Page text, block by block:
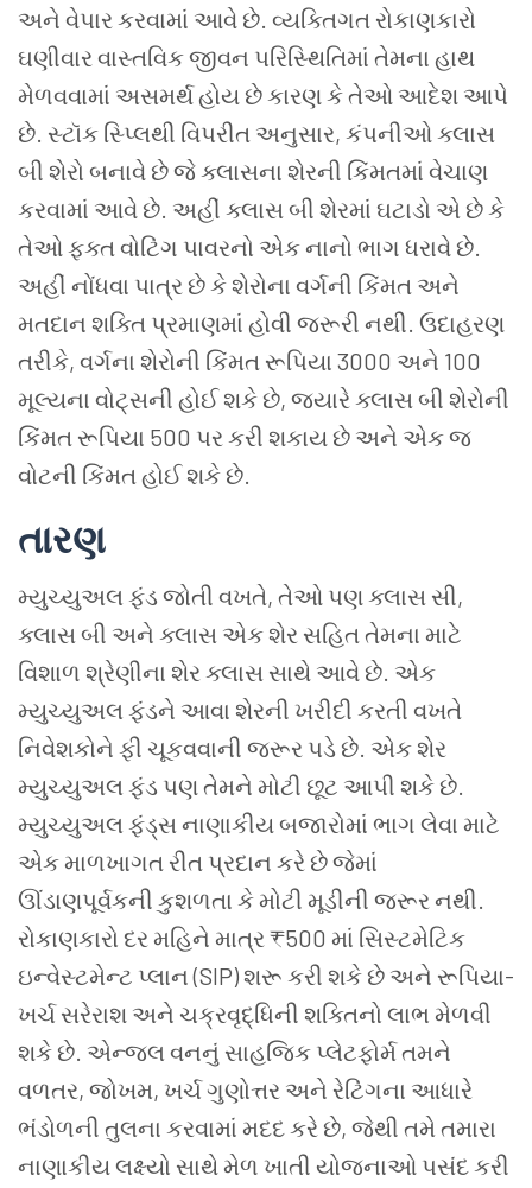
અને વેપાર કરવામાં આવે છે. વ્યક્તિગત રોકાણકારો
ઘણીવાર વાસ્તવિક જીવન પરિસ્થિતિમાં તેમના હાથ
મેળવવામાં અસમર્થ હોય છે કારણ કે તેઓ આદેશ આપે
છે. સ્ટૉક સ્પ્લિથી વિપરીત અનુસાર, કંપનીઓ ક્લાસ
બી શેરો બનાવે છે જે ક્લાસના શેરની કિંમતમાં વેચાણ
કરવામાં આવે છે. અહીં ક્લાસ બી શેરમાં ઘટાડો એ છે કે
તેઓ ફક્ત વોટિંગ પાવરનો એક નાનો ભાગ ધરાવે છે.
અહીં નોંધવા પાત્ર છે કે શેરોના વર્ગની કિંમત અને
મતદાન શક્તિ પ્રમાણમાં હોવી જરૂરી નથી. ઉદાહરણ
તરીકે, વર્ગના શેરોની કિંમત રૂપિયા 3000 અને 100
મૂલ્યના વોટ્સની હોઈ શકે છે, જ્યારે ક્લાસ બી શેરોની
કિંમત રૂપિયા 500 પર કરી શકાય છે અને એક જ
વોટની કિંમત હોઈ શકે છે.
તારણ
મ્યુચ્યુઅલફંડજોતી વખતે, તેઓ પણક્લાસ સી,
ક્લાસબી અને ક્લાસ એકશેર સહિતતેમના માટે
વિશાળ શ્રેણીના શેરક્લાસ સાથે આવે છે. એક
મ્યુચ્યુઅલફંડને આવા શેરની ખરીદી કરતી વખતે
નિવેશકોને ફી ચૂકવવાની જરૂર પડે છે. એકશેર
મ્યુચ્યુઅલફંડ પણતેમને મોટી છૂટ આપી શકે છે.
મ્યુચ્યુઅલ ફંડ્સ નાણાકીય બજારોમાં ભાગ લેવા માટે
એક માળખાગત રીત પ્રદાન કરે છે જેમાં
ઊંડાણપૂર્વકની કુશળતા કે મોટી મૂડીની જરૂર નથી.
રોકાણકારો દર મહિને માત્ર ₹500 માં સિસ્ટમેટિક
ઇન્વેસ્ટમેન્ટ પ્લાન (SIP) શરૂ કરી શકે છે અને રૂપિયા-
ખર્ચ સરેરાશ અને ચક્રવૃદ્ધિની શક્તિનો લાભ મેળવી
શકે છે. એન્જલ વનનું સાહજિક પ્લેટફોર્મ તમને
વળતર, જોખમ, ખર્ચ ગુણોત્તર અને રેટિંગના આધારે
ભંડોળની તુલના કરવામાં મદદ કરે છે, જેથી તમે તમારા
નાણાકીય લક્ષ્યો સાથે મેળ ખાતી યોજનાઓ પસંદ કરી